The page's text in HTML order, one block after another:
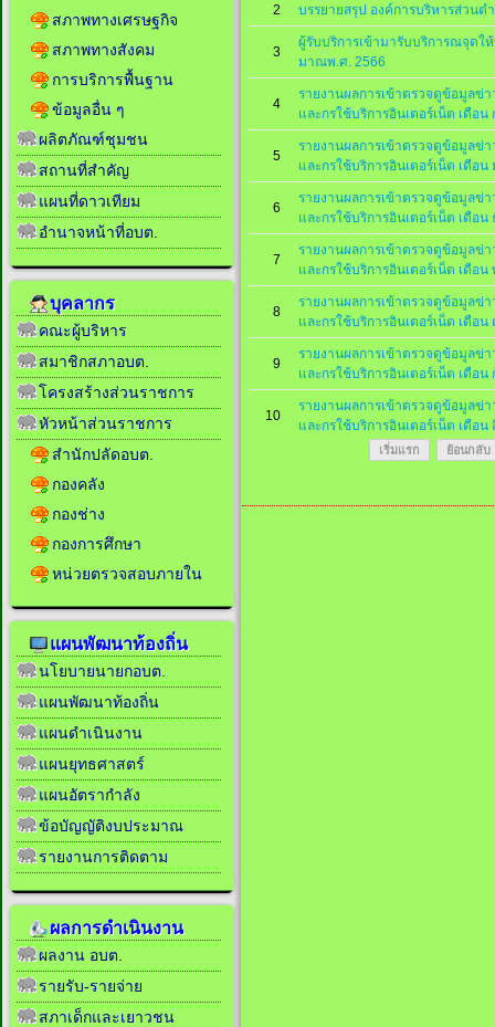
2 บรรยายสรุป องค์การบริหารส่วนต
3
ผู้รับบริการเข้ามารับบริการณจุดใ
มาณพ.ศ. 2566
4
รายงานผลการเข้าตรวจดูข้อมูลข่
และกรใช้บริการอินเตอร์เน็ต เดือ
5
รายงานผลการเข้าตรวจดูข้อมูลข่
และกรใช้บริการอินเตอร์เน็ต เดือ
6
รายงานผลการเข้าตรวจดูข้อมูลข่
และกรใช้บริการอินเตอร์เน็ต เดือ
7
รายงานผลการเข้าตรวจดูข้อมูลข่
และกรใช้บริการอินเตอร์เน็ต เดือ
8
รายงานผลการเข้าตรวจดูข้อมูลข่
และกรใช้บริการอินเตอร์เน็ต เดือ
9
รายงานผลการเข้าตรวจดูข้อมูลข่
และกรใช้บริการอินเตอร์เน็ต เดือ
10
รายงานผลการเข้าตรวจดูข้อมูลข่
และกรใช้บริการอินเตอร์เน็ต เดือ
เริ่มแรก ย้อนกลับ
สภาพทางเศรษฐกิจ
สภาพทางสังคม
การบริการพื้นฐาน
ข้อมูลอื่น ๆ
ผลิตภัณฑ์ชุมชน
สถานที่สำคัญ
แผนที่ดาวเทียม
อำนาจหน้าที่อบต.
บุคลากร
คณะผู้บริหาร
สมาชิกสภาอบต.
โครงสร้างส่วนราชการ
หัวหน้าส่วนราชการ
สำนักปลัดอบต.
กองคลัง
กองช่าง
กองการศึกษา
หน่วยตรวจสอบภายใน
แผนพัฒนาท้องถิ่น
นโยบายนายกอบต.
แผนพัฒนาท้องถิ่น
แผนดำเนินงาน
แผนยุทธศาสตร์
แผนอัตรากำลัง
ข้อบัญญัติงบประมาณ
รายงานการติดตาม
ผลการดำเนินงาน
ผลงาน อบต.
รายรับ-รายจ่าย
สภาเด็กและเยาวชน